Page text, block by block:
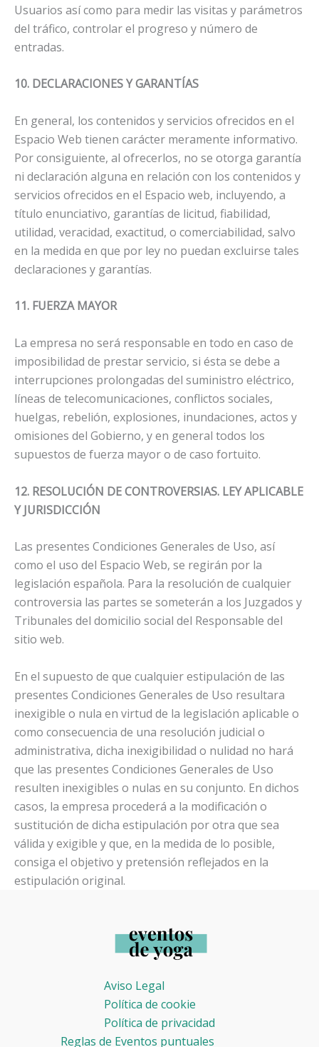
Usuarios así como para medir las visitas y parámetros
del tráfico, controlar el progreso y número de
entradas.
10. DECLARACIONES Y GARANTÍAS
En general, los contenidos y servicios ofrecidos en el
Espacio Web tienen carácter meramente informativo.
Por consiguiente, al ofrecerlos, no se otorga garantía
ni declaración alguna en relación con los contenidos y
servicios ofrecidos en el Espacio web, incluyendo, a
título enunciativo, garantías de licitud, fiabilidad,
utilidad, veracidad, exactitud, o comerciabilidad, salvo
en la medida en que por ley no puedan excluirse tales
declaraciones y garantías.
11. FUERZA MAYOR
La empresa no será responsable en todo en caso de
imposibilidad de prestar servicio, si ésta se debe a
interrupciones prolongadas del suministro eléctrico,
líneas de telecomunicaciones, conflictos sociales,
huelgas, rebelión, explosiones, inundaciones, actos y
omisiones del Gobierno, y en general todos los
supuestos de fuerza mayor o de caso fortuito.
12. RESOLUCIÓN DE CONTROVERSIAS. LEY APLICABLE
Y JURISDICCIÓN
Las presentes Condiciones Generales de Uso, así
como el uso del Espacio Web, se regirán por la
legislación española. Para la resolución de cualquier
controversia las partes se someterán a los Juzgados y
Tribunales del domicilio social del Responsable del
sitio web.
En el supuesto de que cualquier estipulación de las
presentes Condiciones Generales de Uso resultara
inexigible o nula en virtud de la legislación aplicable o
como consecuencia de una resolución judicial o
administrativa, dicha inexigibilidad o nulidad no hará
que las presentes Condiciones Generales de Uso
resulten inexigibles o nulas en su conjunto. En dichos
casos, la empresa procederá a la modificación o
sustitución de dicha estipulación por otra que sea
válida y exigible y que, en la medida de lo posible,
consiga el objetivo y pretensión reflejados en la
estipulación original.
Aviso Legal
Política de cookie
Política de privacidad
Reglas de Eventos puntuales